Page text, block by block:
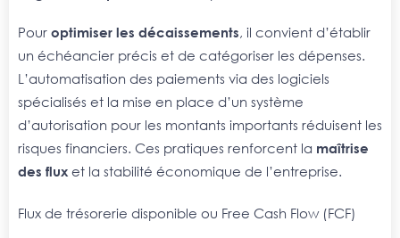
Pour optimiser les décaissements, il convient d’établir
un échéancier précis et de catégoriser les dépenses.
L’automatisation des paiements via des logiciels
spécialisés et la mise en place d’un système
d’autorisation pour les montants importants réduisent les
risques financiers. Ces pratiques renforcent la maîtrise
des flux et la stabilité économique de l’entreprise.
Flux de trésorerie disponible ou Free Cash Flow (FCF)